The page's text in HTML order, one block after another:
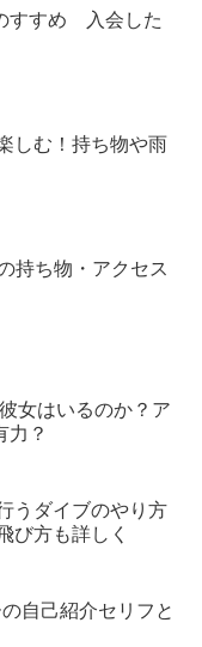
すすめ 入会した
しむ！持ち物や雨
持ち物・アクセス
女はいるのか？ア
力？
うダイブのやり方
び方も詳しく
自己紹介セリフと